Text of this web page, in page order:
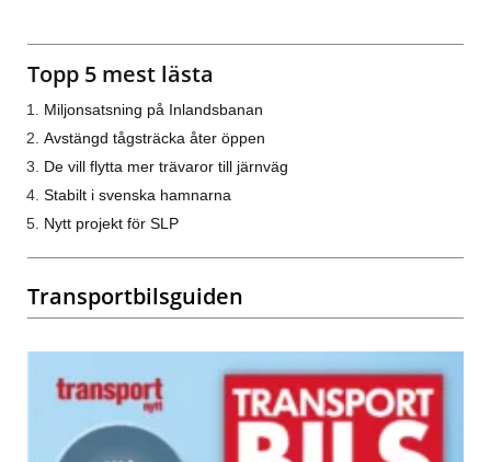
Topp 5 mest lästa
Miljonsatsning på Inlandsbanan
Avstängd tågsträcka åter öppen
De vill flytta mer trävaror till järnväg
Stabilt i svenska hamnarna
Nytt projekt för SLP
Transportbilsguiden